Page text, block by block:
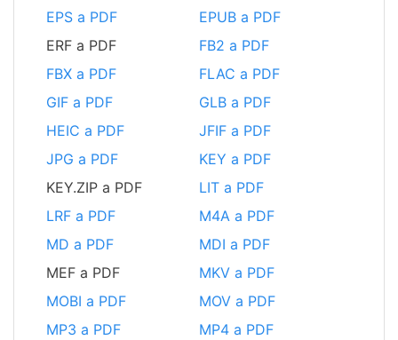
EPS a PDF
EPUB a PDF
ERF a PDF
FB2 a PDF
FBX a PDF
FLAC a PDF
GIF a PDF
GLB a PDF
HEIC a PDF
JFIF a PDF
JPG a PDF
KEY a PDF
KEY.ZIP a PDF
LIT a PDF
LRF a PDF
M4A a PDF
MD a PDF
MDI a PDF
MEF a PDF
MKV a PDF
MOBI a PDF
MOV a PDF
MP3 a PDF
MP4 a PDF